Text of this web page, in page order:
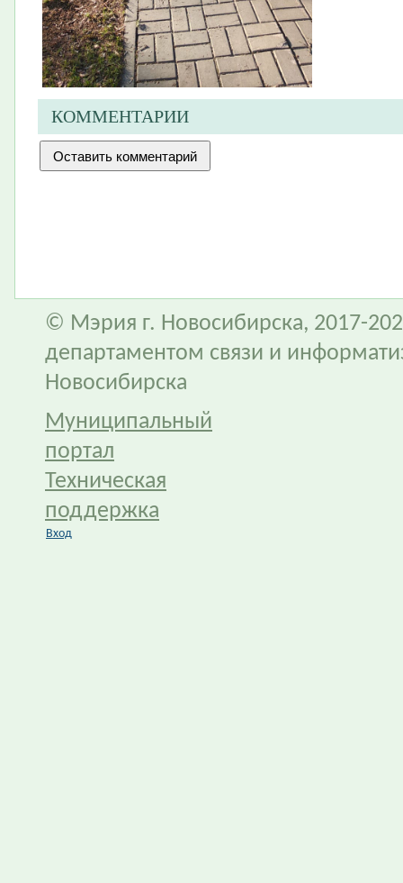
КОММЕНТАРИИ
© Мэрия г. Новосибирска, 2017-
департаментом связи и
Новосибирска
Муниципальный
портал
Техническая
поддержка
Вход